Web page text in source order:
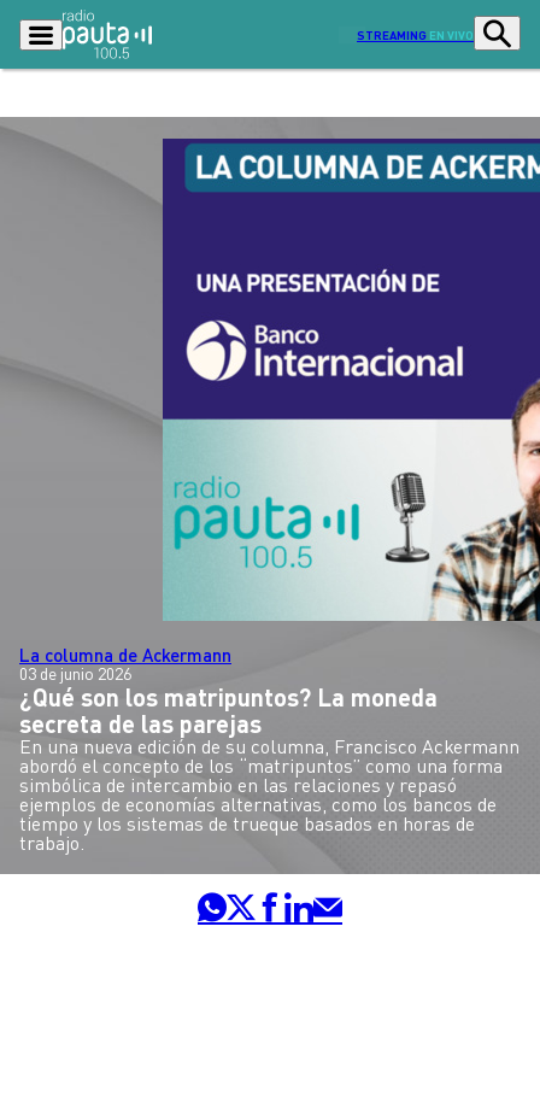
STREAMING EN VIVO
Podcasts Programas
Economía
Deportes
Opinión
Señal 2
Contenido Patrocinado
La columna de Ackermann
03 de junio 2026
¿Qué son los matripuntos? La moneda
secreta de las parejas
En una nueva edición de su columna, Francisco Ackermann
abordó el concepto de los “matripuntos” como una forma
simbólica de intercambio en las relaciones y repasó
ejemplos de economías alternativas, como los bancos de
tiempo y los sistemas de trueque basados en horas de
trabajo.